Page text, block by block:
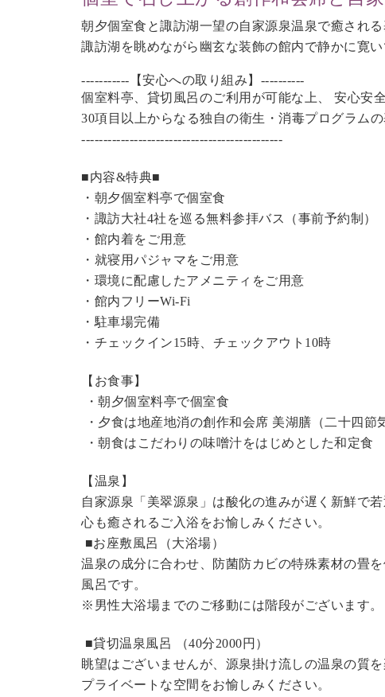
朝夕個室食と諏訪湖一望の自家源泉温泉で癒される
諏訪湖を眺めながら幽玄な装飾の館内で静かに寛い
-----------【安心への取り組み】----------
個室料亭、貸切風呂のご利用が可能な上、 安心安
30項目以上からなる独自の衛生・消毒プログラム
----------------------------------------------
■内容&特典■
・朝夕個室料亭で個室食
・諏訪大社4社を巡る無料参拝バス（事前予約制）
・館内着をご用意
・就寝用パジャマをご用意
・環境に配慮したアメニティをご用意
・館内フリーWi-Fi
・駐車場完備
・チェックイン15時、チェックアウト10時
【お食事】
・朝夕個室料亭で個室食
・夕食は地産地消の創作和会席 美湖膳（二十四節
・朝食はこだわりの味噌汁をはじめとした和定食
【温泉】
自家源泉「美翠源泉」は酸化の進みが遅く新鮮で
心も癒されるご入浴をお愉しみください。
■お座敷風呂（大浴場）
温泉の成分に合わせ、防菌防カビの特殊素材の畳
風呂です。
※男性大浴場までのご移動には階段がございます。
■貸切温泉風呂 （40分2000円）
眺望はございませんが、源泉掛け流しの温泉の質
プライベートな空間をお愉しみください。